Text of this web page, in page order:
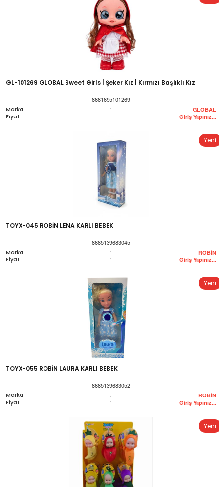
GL-101269 GLOBAL Sweet Girls | Şeker Kız | Kırmızı Başlıklı Kız
8681695101269
Marka
: GLOBAL
Fiyat : Giriş Yapınız...
Yeni
TOYX-045 ROBİN LENA KARLI BEBEK
8685139683045
Marka
: ROBİN
Fiyat : Giriş Yapınız...
Yeni
TOYX-055 ROBİN LAURA KARLI BEBEK
8685139683052
Marka
: ROBİN
Fiyat : Giriş Yapınız...
Yeni